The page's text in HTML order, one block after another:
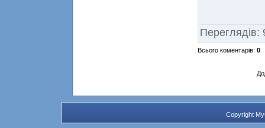
Переглядів:
Всього коментарів: 0
Copyright